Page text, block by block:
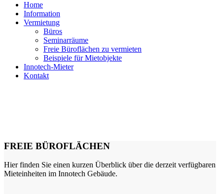
Home
Information
Vermietung
Büros
Seminarräume
Freie Büroflächen zu vermieten
Beispiele für Mietobjekte
Innotech-Mieter
Kontakt
FREIE BÜROFLÄCHEN
Hier finden Sie einen kurzen Überblick über die derzeit verfügbaren
Mieteinheiten im Innotech Gebäude.